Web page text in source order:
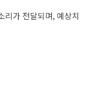
리가 전달되며, 예상치